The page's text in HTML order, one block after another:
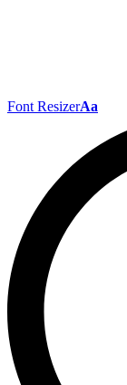
Font ResizerAa